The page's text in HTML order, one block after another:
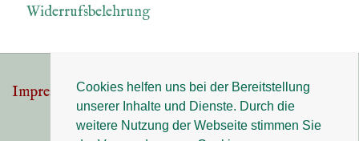
Cookies helfen uns bei der Bereitstellung
unserer Inhalte und Dienste. Durch die
weitere Nutzung der Webseite stimmen Sie
Widerrufsbelehrung
Footer-
Impressum Datenschutz